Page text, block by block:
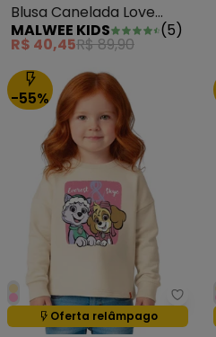
Blusa Canelada Love
Louder Bege
MALWEE KIDS (5)
R$ 40,45R$ 89,90
-55%
Oferta relâmpago
Termina em:01:23:59